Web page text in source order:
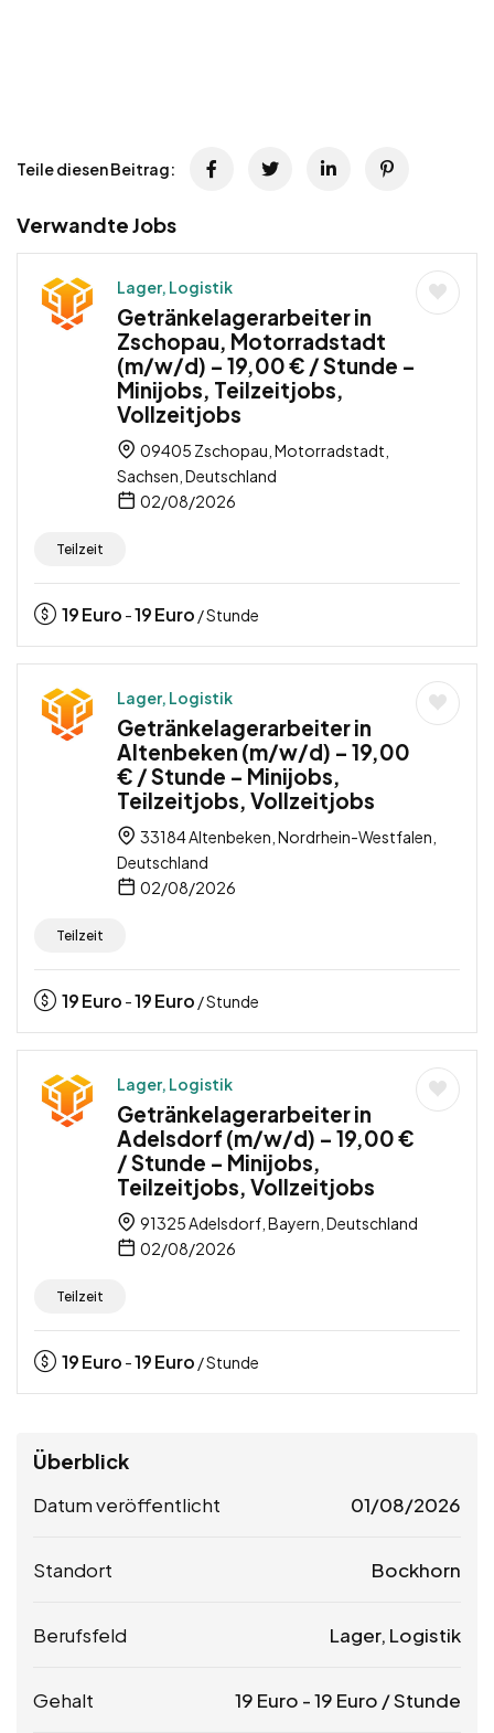
Teile diesen Beitrag:
Verwandte Jobs
Lager, Logistik
Getränkelagerarbeiter in
Zschopau, Motorradstadt
(m/w/d) – 19,00 € / Stunde –
Minijobs, Teilzeitjobs,
Vollzeitjobs
09405 Zschopau, Motorradstadt,
Sachsen, Deutschland
02/08/2026
Teilzeit
19Euro -19Euro / Stunde
Lager, Logistik
Getränkelagerarbeiter in
Altenbeken (m/w/d) – 19,00
€ / Stunde – Minijobs,
Teilzeitjobs, Vollzeitjobs
33184 Altenbeken, Nordrhein-Westfalen,
Deutschland
02/08/2026
Teilzeit
19Euro -19Euro / Stunde
Lager, Logistik
Getränkelagerarbeiter in
Adelsdorf (m/w/d) – 19,00 €
/ Stunde – Minijobs,
Teilzeitjobs, Vollzeitjobs
91325 Adelsdorf, Bayern, Deutschland
02/08/2026
Teilzeit
19Euro -19Euro / Stunde
Überblick
Datum veröffentlicht 01/08/2026
Standort Bockhorn
Berufsfeld Lager, Logistik
Gehalt 19 Euro -19 Euro / Stunde